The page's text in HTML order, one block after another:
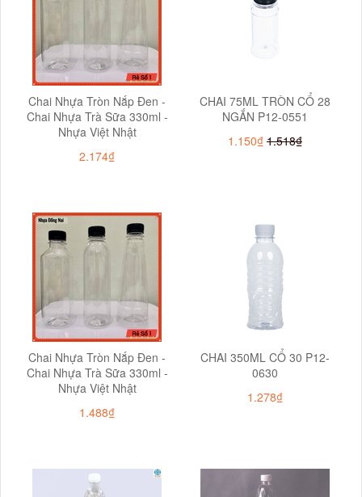
Chai Nhựa Tròn Nắp Đen -
Chai Nhựa Trà Sữa 330ml -
Nhựa Việt Nhật
2.174₫
CHAI 75ML TRÒN CỔ 28
NGẮN P12-0551
1.150₫ 1.518₫
Chai Nhựa Tròn Nắp Đen -
Chai Nhựa Trà Sữa 330ml -
Nhựa Việt Nhật
1.488₫
CHAI 350ML CỔ 30 P12-
0630
1.278₫